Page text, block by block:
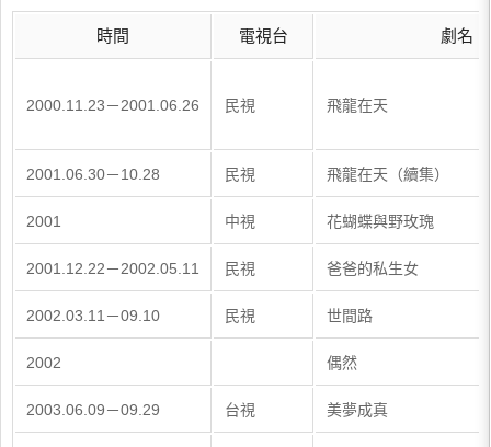
時間 電視台 劇名
2000.11.23－2001.06.26 民視 飛龍在天
2001.06.30－10.28 民視 飛龍在天（續集）
2001 中視 花蝴蝶與野玫瑰
2001.12.22－2002.05.11 民視 爸爸的私生女
2002.03.11－09.10 民視 世間路
2002 偶然
2003.06.09－09.29 台視 美夢成真